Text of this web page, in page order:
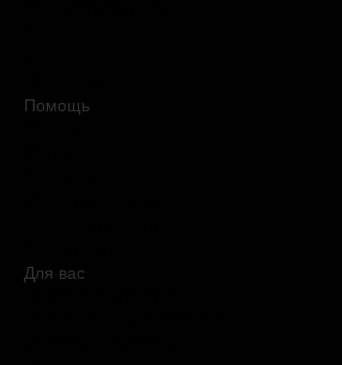
Помощь
Для вас